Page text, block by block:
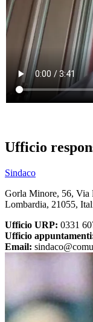
Ufficio
Sindaco
Gorla Minore, 56, Via
Lombardia, 21055,
Ufficio URP: 0331
Ufficio
Email: